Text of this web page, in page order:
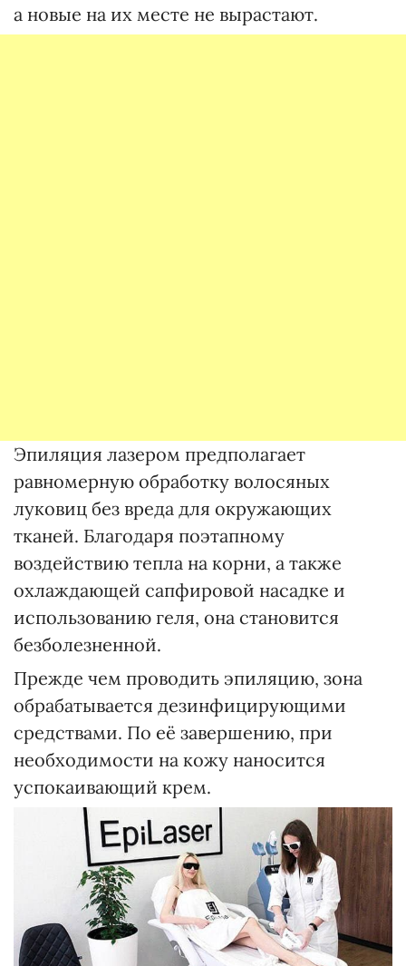
а новые на их месте не вырастают.
Эпиляция лазером предполагает
равномерную обработку волосяных
луковиц без вреда для окружающих
тканей. Благодаря поэтапному
воздействию тепла на корни, а также
охлаждающей сапфировой насадке и
использованию геля, она становится
безболезненной.
Прежде чем проводить эпиляцию, зона
обрабатывается дезинфицирующими
средствами. По её завершению, при
необходимости на кожу наносится
успокаивающий крем.